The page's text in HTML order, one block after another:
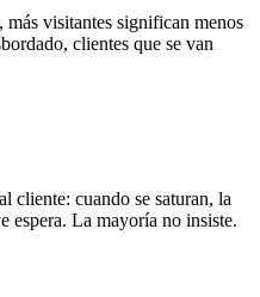
visitantes significan menos
clientes que se van
cliente: cuando se saturan, la
espera. La mayoría no insiste.